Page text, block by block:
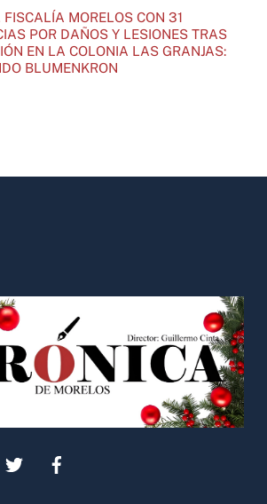
FISCALÍA MORELOS CON 31
POR DAÑOS Y LESIONES TRAS
EN LA COLONIA LAS GRANJAS:
BLUMENKRON
To
Top